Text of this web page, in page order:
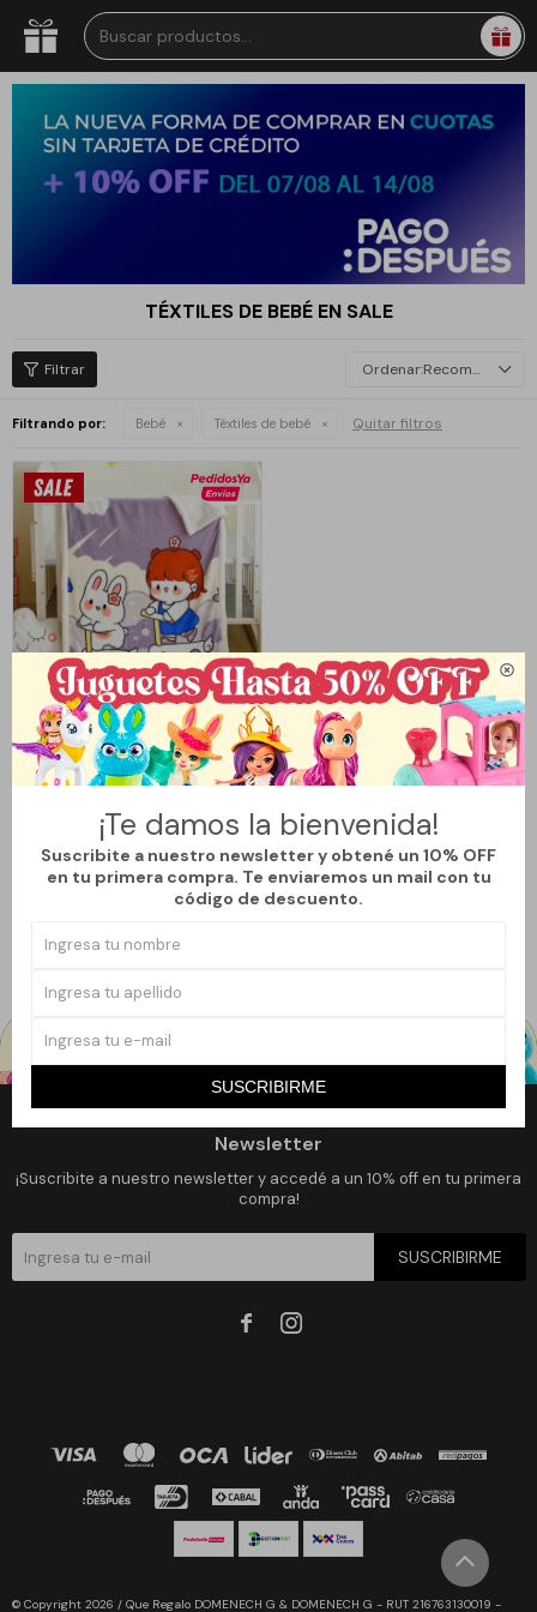

¡Te damos la bienvenida!
Suscribite a nuestro newsletter y obtené un 10% OFF
en tu primera compra. Te enviaremos un mail con tu
código de descuento.
SUSCRIBIRME
TÉXTILES DE BEBÉ EN SALE
Recomendados
Filtrando por: Bebé Téxtiles de bebé Quitar filtros
Llega HOY
MANTA INFANTIL SIN SHERPA -
490 $ 590
16
Newsletter
¡Suscribite a nuestro newsletter y accedé a un 10% off en tu primera
compra!
SUSCRIBIRME
 
© Copyright 2026 / Que Regalo DOMENECH G & DOMENECH G - RUT 216763130019 -